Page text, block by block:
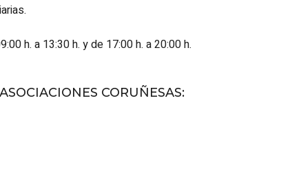
h. a 13:30 h. y de 17:00 h. a 20:00 h.
CORUÑESAS: